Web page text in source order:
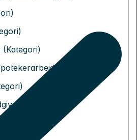
(Kategori)
(Kategori)